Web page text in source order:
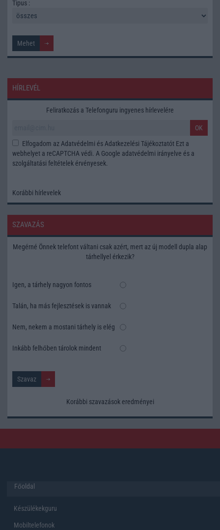
Tipus :
HÍRLEVÉL
Feliratkozás a Telefonguru ingyenes hírlevelére
OK
Elfogadom azAdatvédelmi és Adatkezelési Tájékoztatót Ezt a
webhelyet a reCAPTCHA védi. A Google adatvédelmi irányelve és a
szolgáltatási feltételek érvényesek.
Korábbi hírlevelek
SZAVAZÁS
Megérné Önnek telefont váltani csak azért, mert az új modell dupla alap
tárhellyel érkezik?
Igen, a tárhely nagyon fontos
Talán, ha más fejlesztések is vannak
Nem, nekem a mostani tárhely is elég
Inkább felhőben tárolok mindent
Korábbi szavazások eredményei
Főoldal
Készülékekguru
Mobiltelefonok